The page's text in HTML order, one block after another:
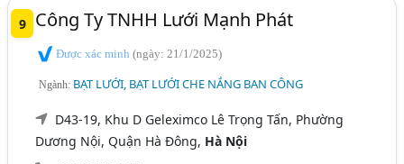
9 Công Ty TNHH Lưới Mạnh Phát
Được xác minh(ngày: 21/1/2025)
Ngành: BẠT LƯỚI, BẠT LƯỚI CHE NẮNG BAN CÔNG
D43-19, Khu D Geleximco Lê Trọng Tấn, Phường
Dương Nội, Quận Hà Đông, Hà Nội